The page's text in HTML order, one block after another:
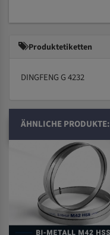
Produktetiketten
DINGFENG G 4232
ÄHNLICHE PRODUKTE: